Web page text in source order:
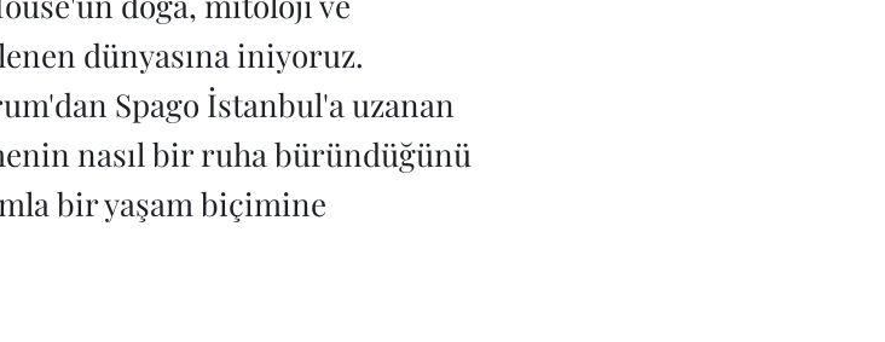
dünyasına iniyoruz.
Spago İstanbul'a uzanan
nasıl bir ruha büründüğünü
bir yaşam biçimine